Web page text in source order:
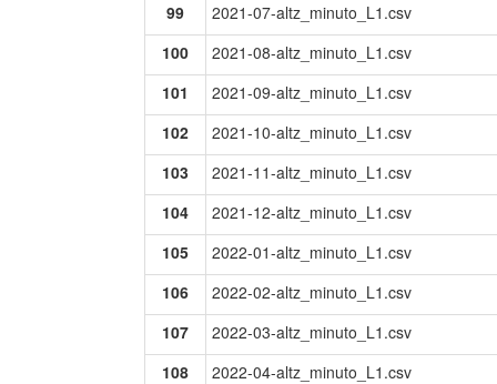
99
2021-07-altz_minuto_L1.csv
100
2021-08-altz_minuto_L1.csv
101
2021-09-altz_minuto_L1.csv
102
2021-10-altz_minuto_L1.csv
103
2021-11-altz_minuto_L1.csv
104
2021-12-altz_minuto_L1.csv
105
2022-01-altz_minuto_L1.csv
106
2022-02-altz_minuto_L1.csv
107
2022-03-altz_minuto_L1.csv
108
2022-04-altz_minuto_L1.csv